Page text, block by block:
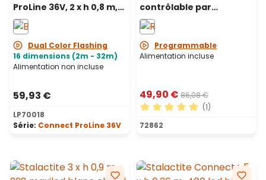
ProLine 36V, 2 x h 0,8 m,
120 maxiled blanc chaud,
câble transparent
Dual Color Flashing
16 dimensions (2m - 32m)
Alimentation non incluse
59,93 €
LP70018
Série: Connect ProLine 36V
contrôlable par
Smartphone, 4 x h 1,2 m,
225 Pixel led RGB
Programmable
Alimentation incluse
49,90 € 86,08 €
Note moyenne de 5 sur 5
(1)
72862